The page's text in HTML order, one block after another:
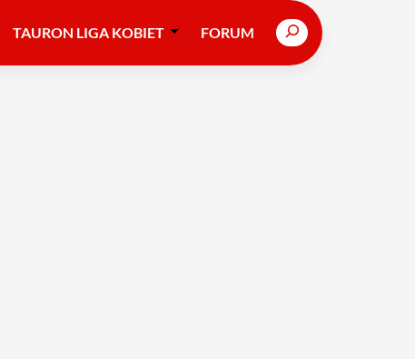
TAURON LIGA KOBIET FORUM Search